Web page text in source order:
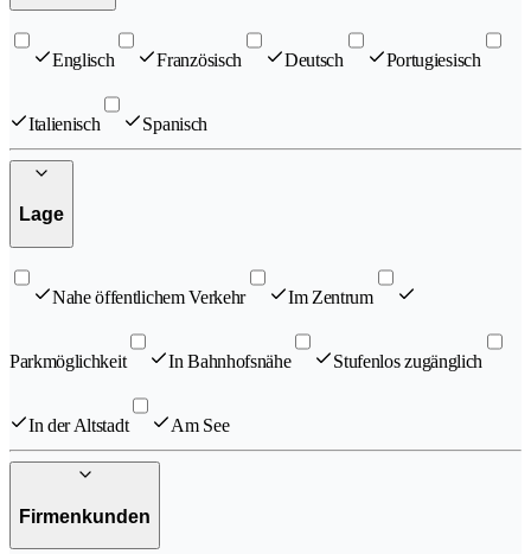
Englisch Französisch Deutsch Portugiesisch
Italienisch Spanisch
Lage
Nahe öffentlichem Verkehr Im Zentrum
Parkmöglichkeit In Bahnhofsnähe Stufenlos zugänglich
In der Altstadt Am See
Firmenkunden